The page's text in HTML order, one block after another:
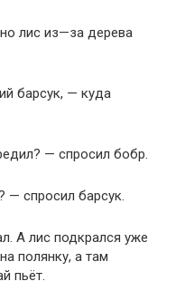
лис из—за дерева
барсук, — куда
— спросил бобр.
— спросил барсук.
А лис подкрался уже
полянку, а там
пьёт.